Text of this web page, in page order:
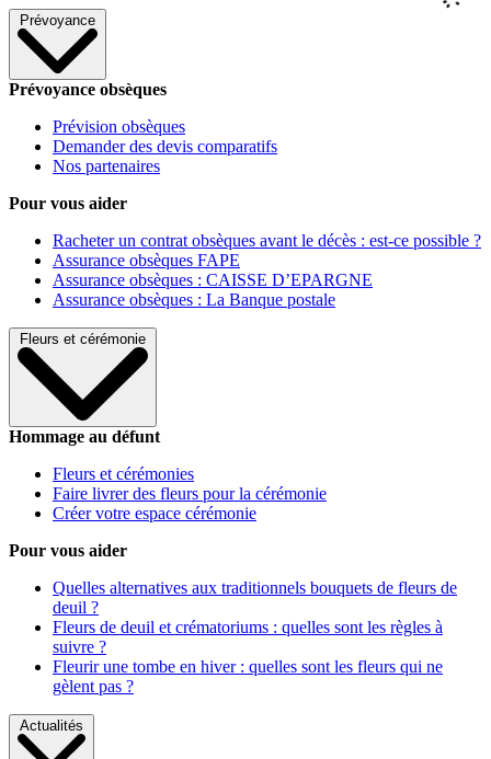
Prévoyance
Prévoyance obsèques
Prévision obsèques
Demander des devis comparatifs
Nos partenaires
Pour vous aider
Racheter un contrat obsèques avant le décès : est-ce possible ?
Assurance obsèques FAPE
Assurance obsèques : CAISSE D’EPARGNE
Assurance obsèques : La Banque postale
Fleurs et cérémonie
Hommage au défunt
Fleurs et cérémonies
Faire livrer des fleurs pour la cérémonie
Créer votre espace cérémonie
Pour vous aider
Quelles alternatives aux traditionnels bouquets de fleurs de
deuil ?
Fleurs de deuil et crématoriums : quelles sont les règles à
suivre ?
Fleurir une tombe en hiver : quelles sont les fleurs qui ne
gèlent pas ?
Actualités